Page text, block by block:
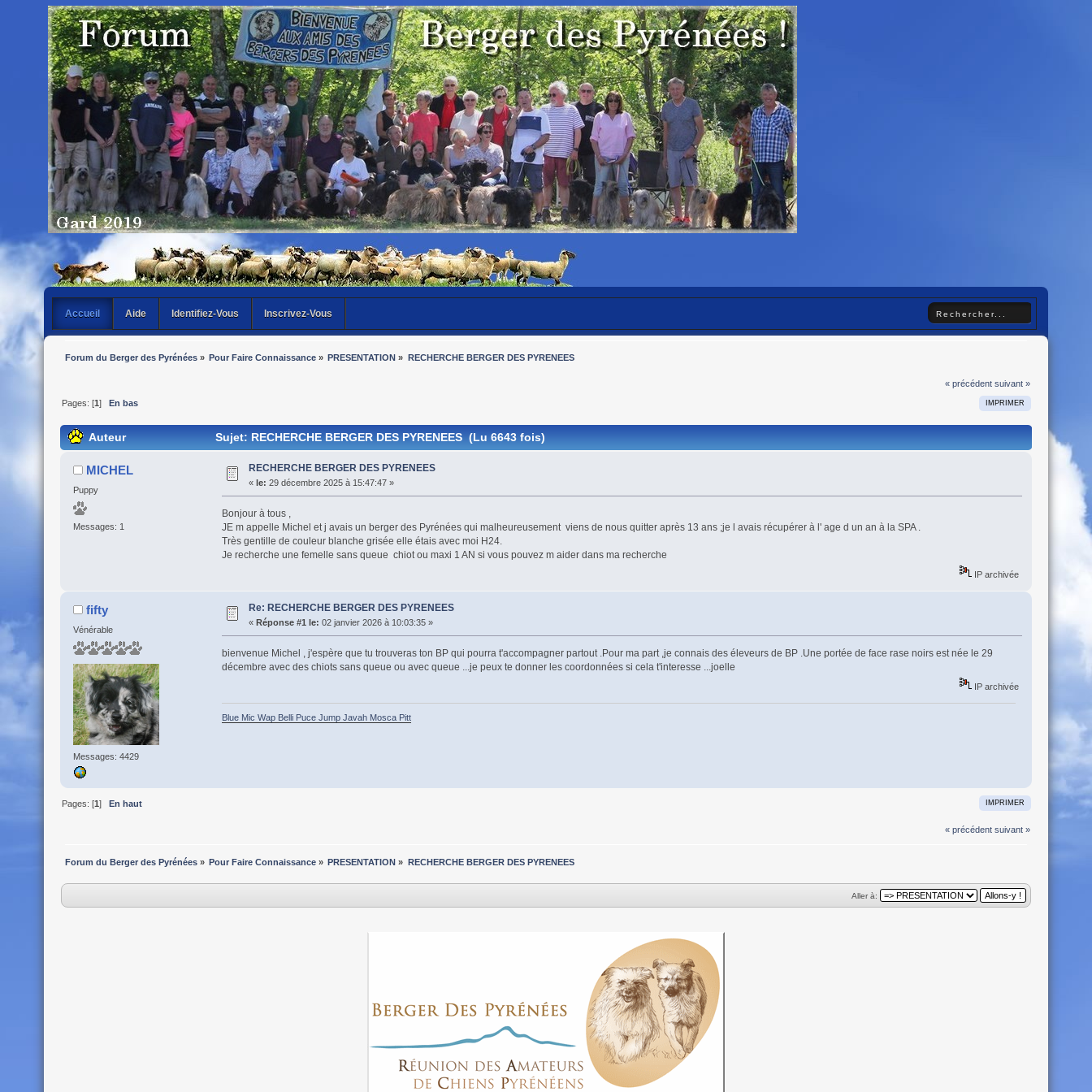
Accueil Aide Identifiez-Vous Inscrivez-Vous
Forum du Berger des Pyrénées» Pour Faire Connaissance » PRESENTATION » RECHERCHE BERGER DES PYRENEES
« précédent suivant »
IMPRIMER
Pages: [1 ] En bas
Auteur Sujet: RECHERCHE BERGER DES PYRENEES (Lu 6643 fois)
MICHEL
Puppy
Messages: 1
RECHERCHE BERGER DES PYRENEES
« le: 29 décembre 2025 à 15:47:47 »
Bonjour à tous ,
JE m appelle Michel et j avais un berger des Pyrénées qui malheureusement viens de nous quitter après 13 ans ;je l avais récupérer à l' age d un an à la SPA .
Très gentille de couleur blanche grisée elle étais avec moi H24.
Je recherche une femelle sans queue chiot ou maxi 1 AN si vous pouvez m aider dans ma recherche
IP archivée
fifty
Vénérable
Messages: 4429
Re: RECHERCHE BERGER DES PYRENEES
« Réponse #1 le: 02 janvier 2026 à 10:03:35 »
bienvenue Michel , j'espère que tu trouveras ton BP qui pourra t'accompagner partout .Pour ma part ,je connais des éleveurs de BP .Une portée de face rase noirs est née le 29
décembre avec des chiots sans queue ou avec queue ...je peux te donner les coordonnées si cela t'interesse ...joelle
IP archivée
Blue Mic Wap Belli Puce Jump Javah Mosca Pitt
IMPRIMER
Pages: [1] En haut
« précédent suivant »
Forum du Berger des Pyrénées» Pour Faire Connaissance » PRESENTATION » RECHERCHE BERGER DES PYRENEES
Aller à: